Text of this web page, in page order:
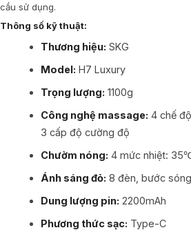
cầu sử dụng.
Thông số kỹ thuật:
Thương hiệu: SKG​
Model: H7 Luxury​
Trọng lượng: 1100g
Công nghệ massage: 4 chế
3 cấp độ cường độ​
Chườm nóng: 4 mức nhiệt:
Ánh sáng đỏ: 8 đèn, bước
Dung lượng pin: 2200mAh​
Phương thức sạc: Type-C​